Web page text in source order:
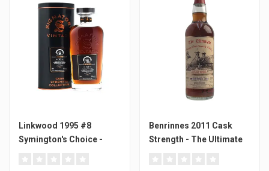
Linkwood 1995 #8
Symington's Choice -
Benrinnes 2011 Cask
Strength - The Ultimate